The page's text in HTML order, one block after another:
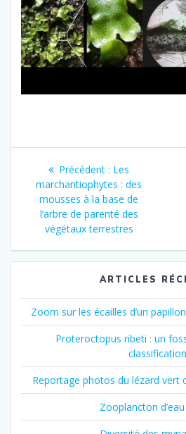
Navigation
l’article
Précédent : Article
précédent
:
Les
marchantiophytes : des
mousses à la base de
l’arbre de parenté des
végétaux terrestres
ARTICLES
Zoom sur les écailles d’un
Proteroctopus ribeti : un
classification
Reportage photos du lézard vert
Zooplancton